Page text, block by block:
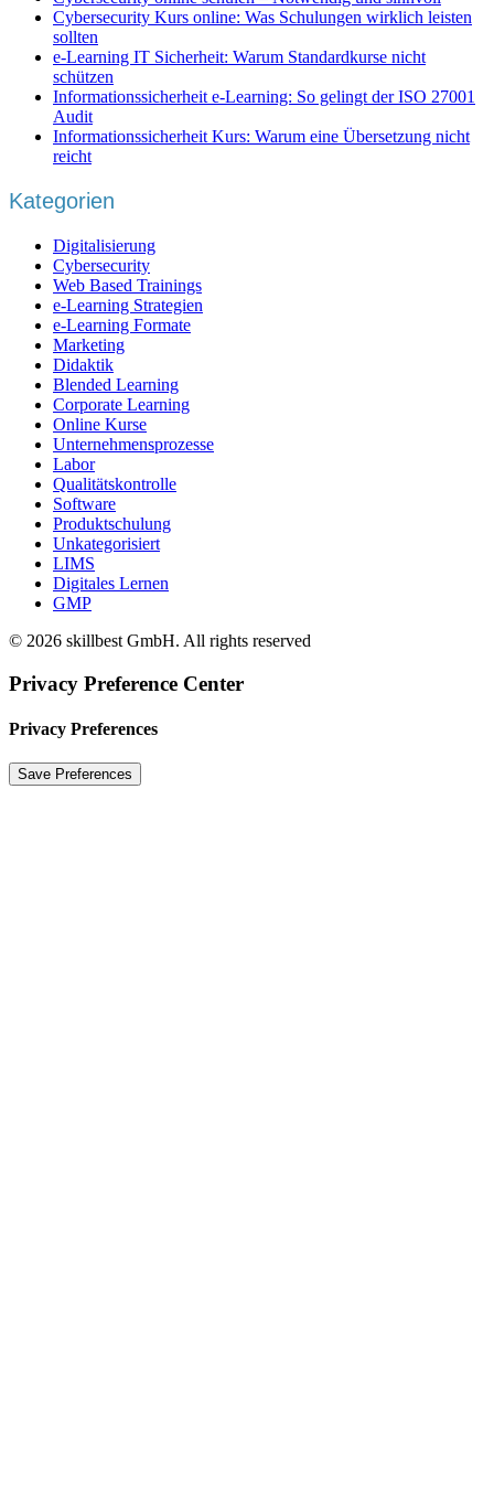
Cybersecurity Kurs online: Was Schulungen wirklich leisten
sollten
e-Learning IT Sicherheit: Warum Standardkurse nicht
schützen
Informationssicherheit e-Learning: So gelingt der ISO 27001
Audit
Informationssicherheit Kurs: Warum eine Übersetzung nicht
reicht
Kategorien
Digitalisierung
Cybersecurity
Web Based Trainings
e-Learning Strategien
e-Learning Formate
Marketing
Didaktik
Blended Learning
Corporate Learning
Online Kurse
Unternehmensprozesse
Labor
Qualitätskontrolle
Software
Produktschulung
Unkategorisiert
LIMS
Digitales Lernen
GMP
© 2026 skillbest GmbH. All rights reserved
Privacy Preference Center
Privacy Preferences